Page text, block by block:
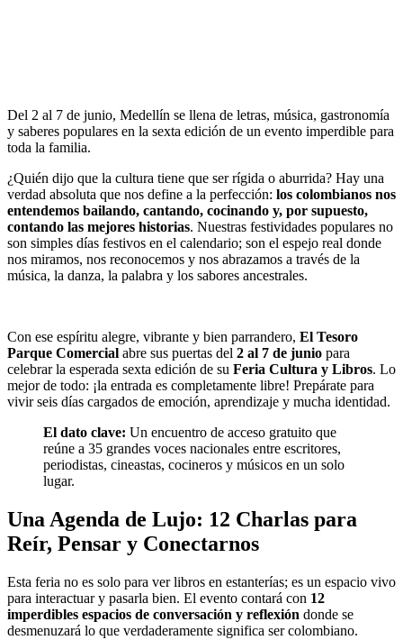
Del 2 al 7 de junio, Medellín se llena de letras, música, gastronomía
y saberes populares en la sexta edición de un evento imperdible para
toda la familia.
¿Quién dijo que la cultura tiene que ser rígida o aburrida? Hay una
verdad absoluta que nos define a la perfección: los colombianos nos
entendemos bailando, cantando, cocinando y, por supuesto,
contando las mejores historias. Nuestras festividades populares no
son simples días festivos en el calendario; son el espejo real donde
nos miramos, nos reconocemos y nos abrazamos a través de la
música, la danza, la palabra y los sabores ancestrales.
Con ese espíritu alegre, vibrante y bien parrandero, El Tesoro
Parque Comercial abre sus puertas del 2 al 7 de junio para
celebrar la esperada sexta edición de su Feria Cultura y Libros. Lo
mejor de todo: ¡la entrada es completamente libre! Prepárate para
vivir seis días cargados de emoción, aprendizaje y mucha identidad.
El dato clave: Un encuentro de acceso gratuito que
reúne a 35 grandes voces nacionales entre escritores,
periodistas, cineastas, cocineros y músicos en un solo
lugar.
Una Agenda de Lujo: 12 Charlas para
Reír, Pensar y Conectarnos
Esta feria no es solo para ver libros en estanterías; es un espacio vivo
para interactuar y pasarla bien. El evento contará con 12
imperdibles espacios de conversación y reflexión donde se
desmenuzará lo que verdaderamente significa ser colombiano.